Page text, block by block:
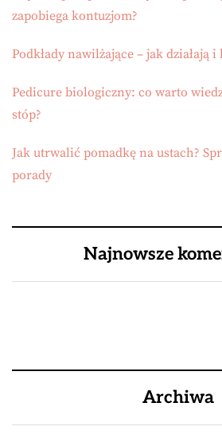
zapobiega kontuzjom?
Podkłady nawilżające – jak działają
Pedicure biologiczny: co warto
stóp?
Jak utrwalić pomadkę na ustach?
porady
Najnowsze
Archiwa